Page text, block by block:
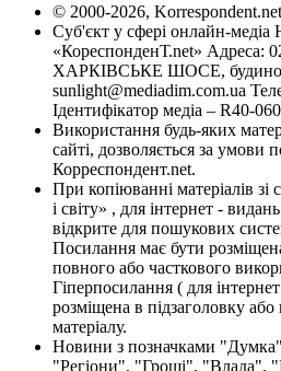
© 2000-2026, Korrespondent.net
Суб'єкт у сфері онлайн-медіа
«КореспонденТ.net» Адреса:
ХАРКІВСЬКЕ ШОСЕ, будинок
sunlight@mediadim.com.ua
Ідентифікатор медіа – R40-
Використання будь-яких
сайті, дозволяється за умови
Корреспондент.net.
При копіюванні матеріалів
і світу» , для інтернет -
відкрите для пошукових
Посилання має бути
повного або часткового
Гіперпосилання ( для
розміщена в підзаголовку
матеріалу.
Новини з позначками
"Регіони", "Гроші", "Влада",